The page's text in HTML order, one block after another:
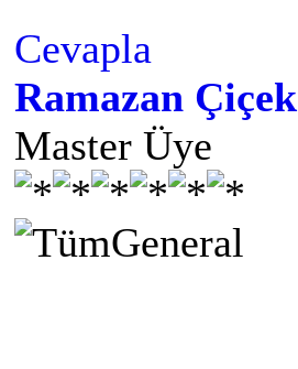
Cevapla
Ramazan Çiçek
Master Üye